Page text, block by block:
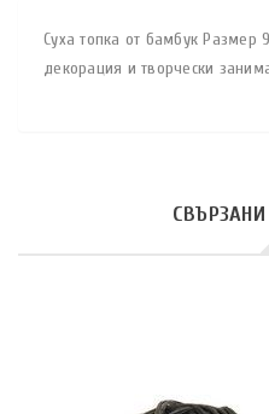
Суха топка от бамбук
декорация и творчески